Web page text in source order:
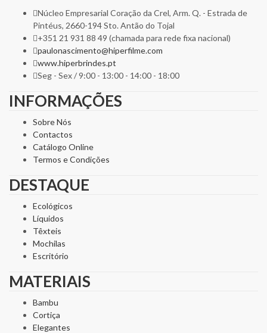
Núcleo Empresarial Coração da Crel, Arm. Q. - Estrada de
Pintéus, 2660-194 Sto. Antão do Tojal
+351 21 931 88 49 (chamada para rede fixa nacional)
paulonascimento@hiperfilme.com
www.hiperbrindes.pt
Seg - Sex / 9:00 - 13:00 - 14:00 - 18:00
INFORMAÇÕES
Sobre Nós
Contactos
Catálogo Online
Termos e Condições
DESTAQUE
Ecológicos
Líquidos
Têxteis
Mochilas
Escritório
MATERIAIS
Bambu
Cortiça
Elegantes